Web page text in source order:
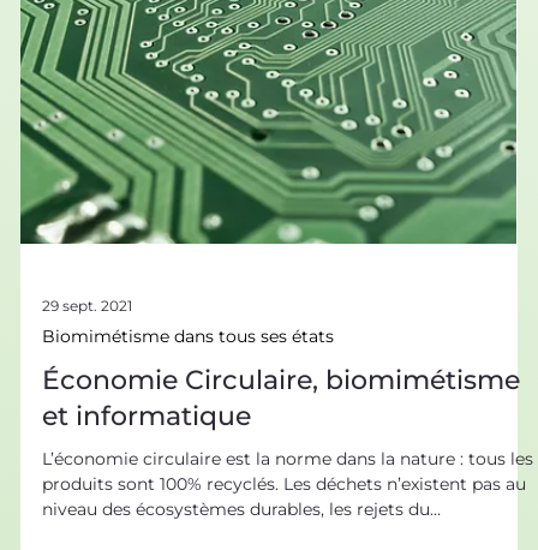
années, les canicules ont pu rendre la vie en ville
désagréable voire dangereuse. Malheureusement, ces
phénomènes sont voués à se multi